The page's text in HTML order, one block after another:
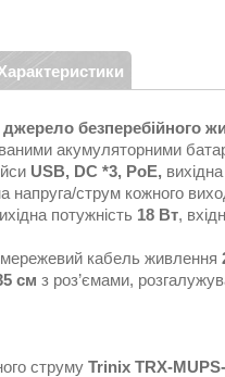
джерело безперебійного
акумуляторними
USB, DC *3, PoE,
напруга/струм кожного
потужність 18 Вт,
кабель живлення
см з роз’ємами,
струму Trinix TRX-